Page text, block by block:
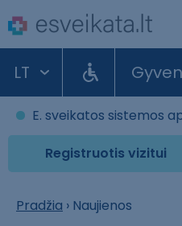
LT
E. sveikatos sistemos
Registruotis vizitui
Pradžia › Naujienos